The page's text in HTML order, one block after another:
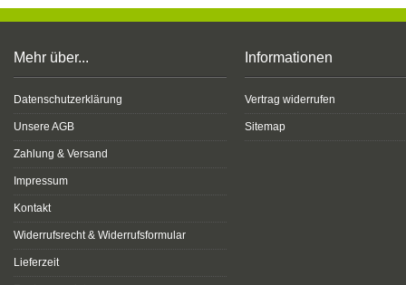
Mehr über...
Datenschutzerklärung
Unsere AGB
Zahlung & Versand
Impressum
Kontakt
Widerrufsrecht & Widerrufsformular
Lieferzeit
Informationen
Vertrag widerrufen
Sitemap